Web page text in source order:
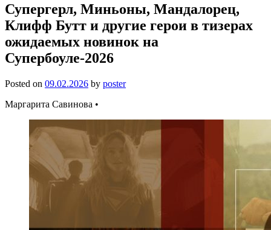
Супергерл, Миньоны, Мандалорец,
Клифф Бутт и другие герои в тизерах
ожидаемых новинок на
Супербоуле-2026
Posted on 09.02.2026 by poster
Маргарита Савинова •